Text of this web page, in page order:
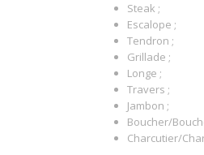
Steak ;
Escalope ;
Tendron ;
Grillade ;
Longe ;
Travers ;
Jambon ;
Boucher/
Charcutier/